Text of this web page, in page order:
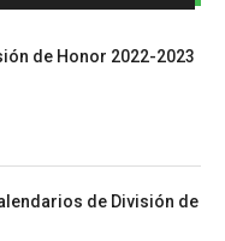
de Honor 2022-2023
de División de